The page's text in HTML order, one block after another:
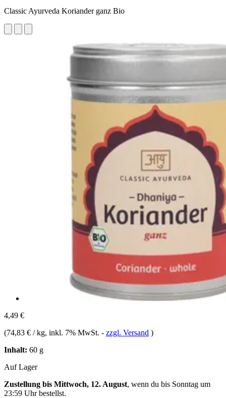
Classic Ayurveda Koriander ganz Bio
4,49 €
(74,83 € / kg, inkl. 7% MwSt. - zzgl. Versand )
Inhalt: 60 g
Auf Lager
Zustellung bis Mittwoch, 12. August, wenn du bis Sonntag um
23:59 Uhrbestellst.